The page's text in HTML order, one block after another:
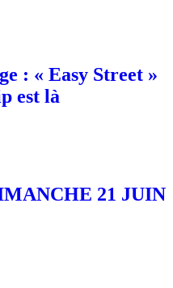
: « Easy Street »
est là
21 JUIN